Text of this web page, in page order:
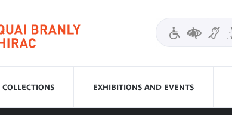
COLLECTIONS EXHIBITIONS AND EVENTS